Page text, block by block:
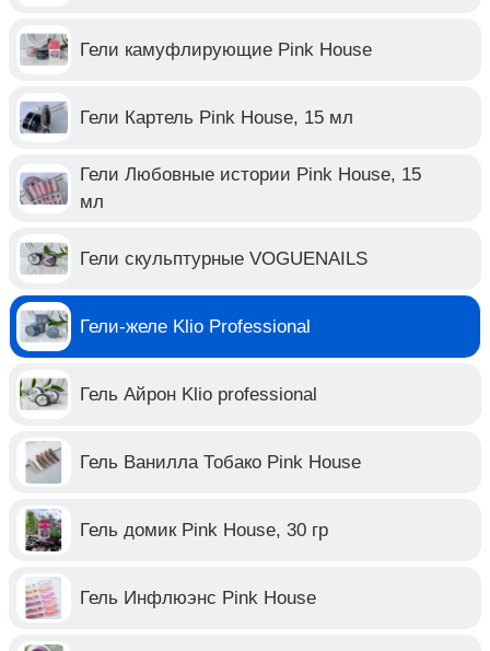
Гели камуфлирующие Pink House
Гели Картель Pink House, 15 мл
Гели Любовные истории Pink House, 15
мл
Гели скульптурные VOGUENAILS
Гели-желе Klio Professional
Гель Айрон Klio professional
Гель Ванилла Тобако Pink House
Гель домик Pink House, 30 гр
Гель Инфлюэнс Pink House